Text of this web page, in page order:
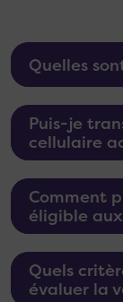
Quelles
Puis-je
cellulaire
Comment
éligible
Quels
évaluer la